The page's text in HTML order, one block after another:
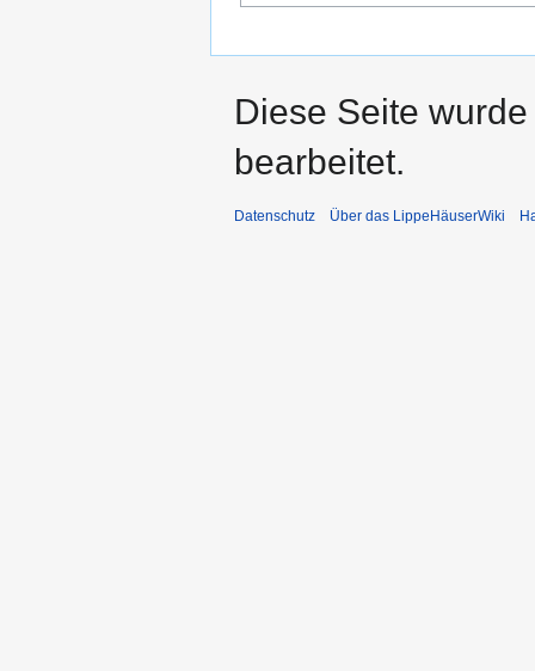
Diese Seite
bearbeitet.
Datenschutz Über das LippeHäuserWiki